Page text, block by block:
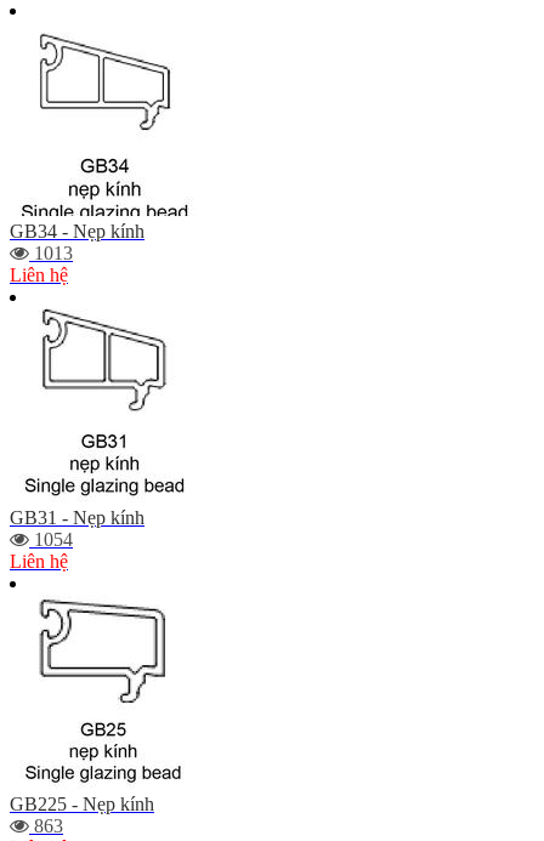
GB34 - Nẹp kính
1013
Liên hệ
GB31 - Nẹp kính
1054
Liên hệ
GB225 - Nẹp kính
863